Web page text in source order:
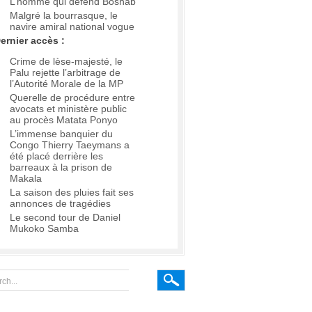
Malgré la bourrasque, le
navire amiral national vogue
accès :
Crime de lèse-majesté, le
Palu rejette l’arbitrage de
l’Autorité Morale de la MP
Querelle de procédure entre
avocats et ministère public
au procès Matata Ponyo
L’immense banquier du
Congo Thierry Taeymans a
été placé derrière les
barreaux à la prison de
Makala
La saison des pluies fait ses
annonces de tragédies
Le second tour de Daniel
Mukoko Samba